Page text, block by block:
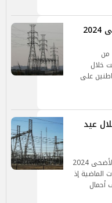
مواعيد قطع الكهرباء في عيد الأضحى 2024 من
خلال
على
عيد
مصير وقف تخفيف أحمال الكهرباء خلال عيد الأضحى 2024
الماضية إذ
أحمال